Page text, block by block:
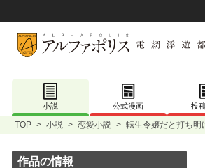
小説 公式漫画 投
TOP > 小説 > 恋愛小説 > 転生令嬢だと打ち明
作品の情報